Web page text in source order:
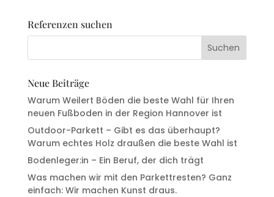
Referenzen suchen
Neue Beiträge
Warum Weilert Böden die beste Wahl für Ihren
neuen Fußboden in der Region Hannover ist
Outdoor-Parkett – Gibt es das überhaupt?
Warum echtes Holz draußen die beste Wahl ist
Bodenleger:in – Ein Beruf, der dich trägt
Was machen wir mit den Parkettresten? Ganz
einfach: Wir machen Kunst draus.